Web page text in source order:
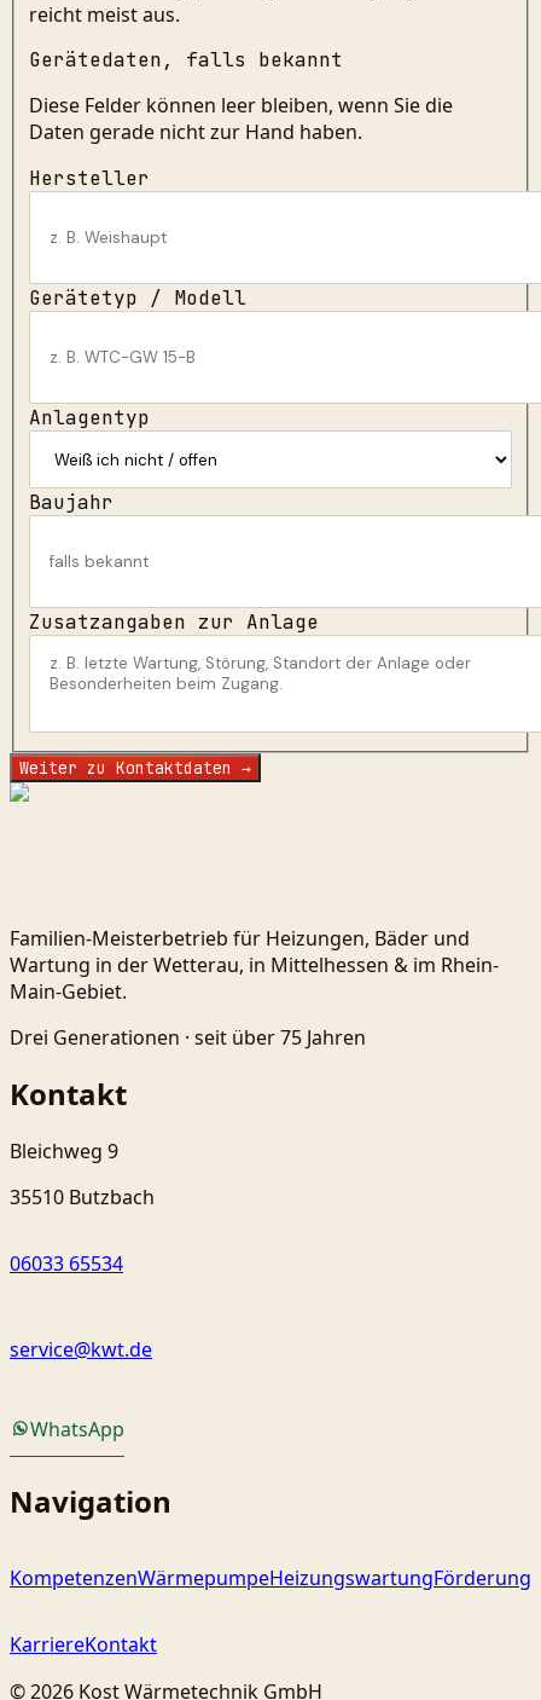
reicht meist aus.
Gerätedaten, falls bekannt
Diese Felder können leer bleiben, wenn Sie die
Daten gerade nicht zur Hand haben.
Hersteller
Gerätetyp / Modell
Anlagentyp
Baujahr
Zusatzangaben zur Anlage
Weiter zu Kontaktdaten →
Familien-Meisterbetrieb für Heizungen, Bäder und
Wartung in der Wetterau, in Mittelhessen & im Rhein-
Main-Gebiet.
Drei Generationen · seit über 75 Jahren
Kontakt
Bleichweg 9
35510 Butzbach
06033 65534
service@kwt.de
WhatsApp
Navigation
KompetenzenWärmepumpeHeizungswartungFörderung
KarriereKontakt
©2026 Kost Wärmetechnik GmbH